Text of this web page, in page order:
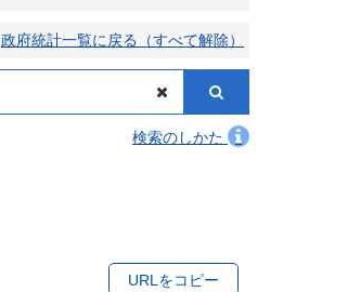
政府統計一覧に戻る（すべて解除）
検索のしかた
URLをコピー